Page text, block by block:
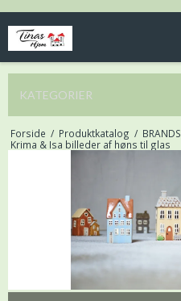
KATEGORIER
Forside / Produktkatalog / BRANDS
Krima & Isa billeder af høns til glas